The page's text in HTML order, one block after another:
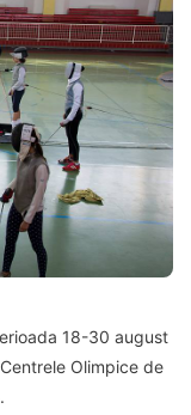
18-30 august
Olimpice de